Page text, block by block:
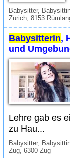
Babysitter,
Zürich, 8153
Babysitterin,
und
Lehre gab es
zu Hau...
Babysitter,
Zug, 6300 Zug